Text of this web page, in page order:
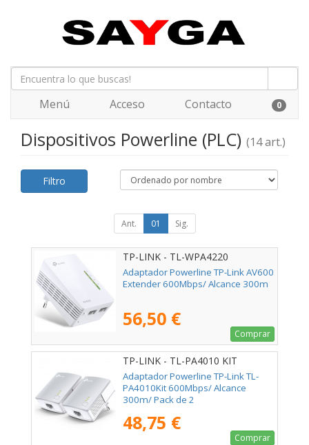
Menú Acceso Contacto 0
Dispositivos Powerline (PLC) (14 art.)
Filtro
Ant. 01 Sig.
TP-LINK - TL-WPA4220
Adaptador Powerline TP-Link AV600
Extender 600Mbps/ Alcance 300m
56,50 €
Comprar
TP-LINK - TL-PA4010 KIT
Adaptador Powerline TP-Link TL-
PA4010Kit 600Mbps/ Alcance
300m/ Pack de 2
48,75 €
Comprar